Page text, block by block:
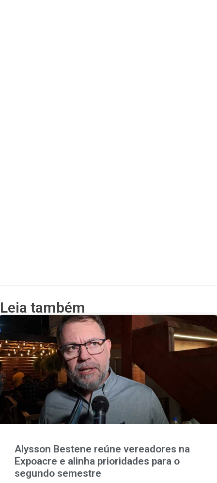
Leia também
Alysson Bestene reúne vereadores na
Expoacre e alinha prioridades para o
segundo semestre